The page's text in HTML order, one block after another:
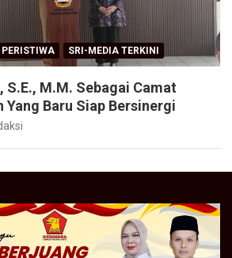
PERISTIWA SRI-MEDIA TERKINI
S.E., M.M. Sebagai Camat
Yang Baru Siap Bersinergi